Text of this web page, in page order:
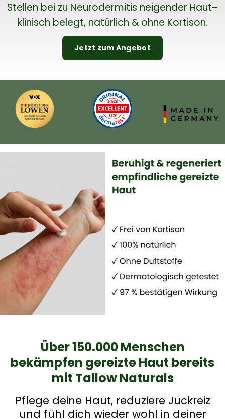
Stellen bei zu Neurodermitis neigender Haut–
klinisch belegt, natürlich & ohne Kortison.
Jetzt zum Angebot
Über 150.000 Menschen
bekämpfen gereizte Haut bereits
mit Tallow Naturals
Pflege deine Haut, reduziere Juckreiz
und fühl dich wieder wohl in deiner